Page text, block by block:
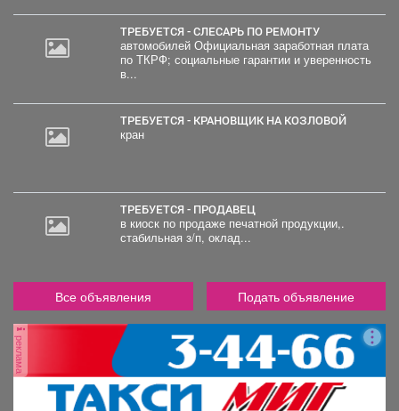
ТРЕБУЕТСЯ - СЛЕСАРЬ ПО РЕМОНТУ
автомобилей Официальная заработная плата
по ТКРФ; социальные гарантии и уверенность
в...
ТРЕБУЕТСЯ - КРАНОВЩИК НА КОЗЛОВОЙ
кран
ТРЕБУЕТСЯ - ПРОДАВЕЦ
в киоск по продаже печатной продукции,.
стабильная з/п, оклад...
Все объявления Подать объявление
реклама